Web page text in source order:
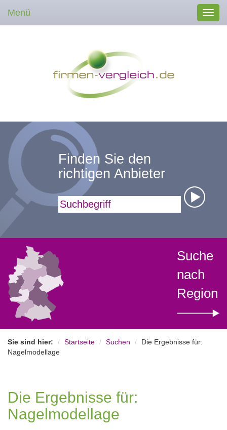
Menü
Finden Sie den
richtigen Anbieter
Suchbegriff
Suche
nach
Region
Sie sind hier: Startseite Suchen
Die Ergebnisse für:
Nagelmodellage
Die Ergebnisse für:
Nagelmodellage